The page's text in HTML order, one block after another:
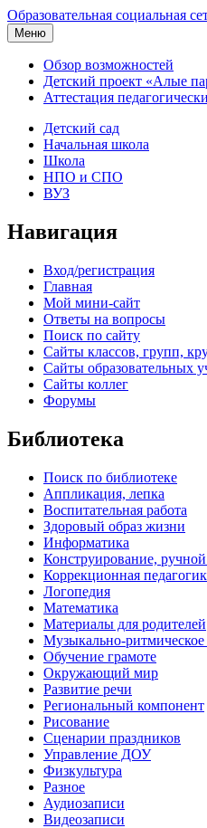
Образовательная социальная
Меню
Обзор возможностей
Детский проект «Алые
Аттестация
Детский сад
Начальная школа
Школа
НПО и СПО
ВУЗ
Навигация
Вход/регистрация
Главная
Мой мини-сайт
Ответы на вопросы
Поиск по сайту
Сайты классов, групп,
Сайты образовательных
Сайты коллег
Форумы
Библиотека
Поиск по библиотеке
Аппликация, лепка
Воспитательная работа
Здоровый образ жизни
Информатика
Конструирование, ручной
Коррекционная
Логопедия
Математика
Материалы для родителей
Музыкально-ритмическое
Обучение грамоте
Окружающий мир
Развитие речи
Региональный компонент
Рисование
Сценарии праздников
Управление ДОУ
Физкультура
Разное
Аудиозаписи
Видеозаписи